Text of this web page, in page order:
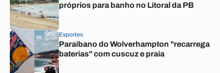
próprios para banho no Litoral da PB
Esportes
Paraibano do Wolverhampton "recarrega
baterias" com cuscuz e praia